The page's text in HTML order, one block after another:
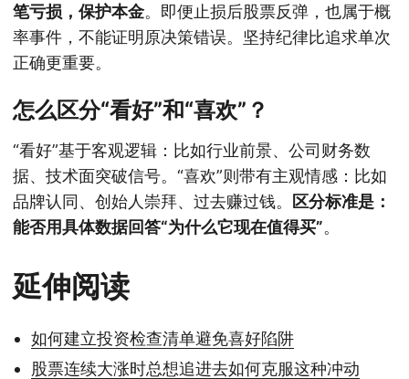
笔亏损，保护本金。即便止损后股票反弹，也属于概
率事件，不能证明原决策错误。坚持纪律比追求单次
正确更重要。
怎么区分“看好”和“喜欢”？
“看好”基于客观逻辑：比如行业前景、公司财务数
据、技术面突破信号。“喜欢”则带有主观情感：比如
品牌认同、创始人崇拜、过去赚过钱。 区分标准是：
能否用具体数据回答“为什么它现在值得买”。
延伸阅读
如何建立投资检查清单避免喜好陷阱
股票连续大涨时总想追进去如何克服这种冲动